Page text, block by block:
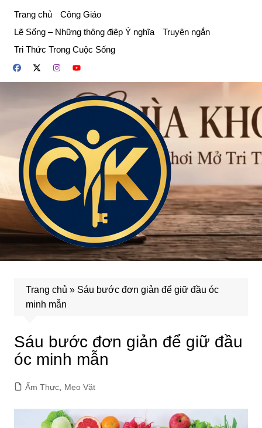
phần
dung
Trang chủ
Công Giáo
Lẽ Sống – Những thông điệp Ý nghĩa
Truyện ngắn
Tri Thức Trong Cuộc Sống
Trang chủ » Sáu bước đơn giản để giữ đầu óc
minh mẫn
Sáu bước đơn giản để giữ đầu
óc minh mẫn
Ẩm Thực, Mẹo Vặt